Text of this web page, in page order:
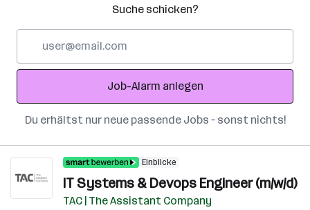
Suche schicken?
Adresse
Job-Alarm anlegen
Du erhältst nur neue passende Jobs – sonst nichts!
Einblicke
IT Systems & Devops Engineer (m/w/d)
TAC | The Assistant Company